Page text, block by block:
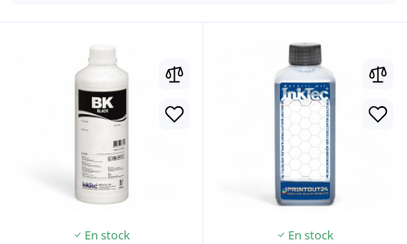
En stock
En stock